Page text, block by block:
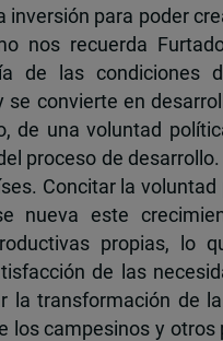
inversión para poder
nos recuerda
de las condiciones
se convierte en
de una voluntad
proceso de
Concitar la
nueva este
propias, lo
de las
la transformación de
los campesinos y